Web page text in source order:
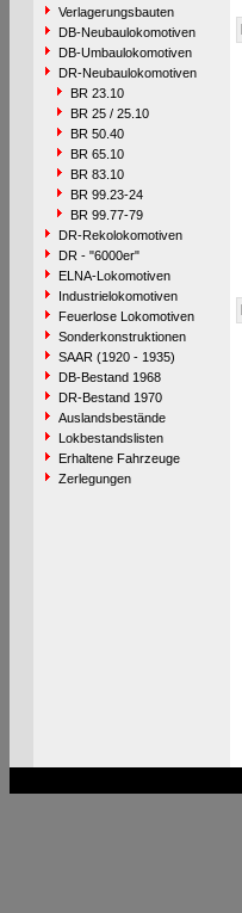
Verlagerungsbauten
DB-Neubaulokomotiven
DB-Umbaulokomotiven
DR-Neubaulokomotiven
BR 23.10
BR 25 / 25.10
BR 50.40
BR 65.10
BR 83.10
BR 99.23-24
BR 99.77-79
DR-Rekolokomotiven
DR - "6000er"
ELNA-Lokomotiven
Industrielokomotiven
Feuerlose Lokomotiven
Sonderkonstruktionen
SAAR (1920 - 1935)
DB-Bestand 1968
DR-Bestand 1970
Auslandsbestände
Lokbestandslisten
Erhaltene Fahrzeuge
Zerlegungen